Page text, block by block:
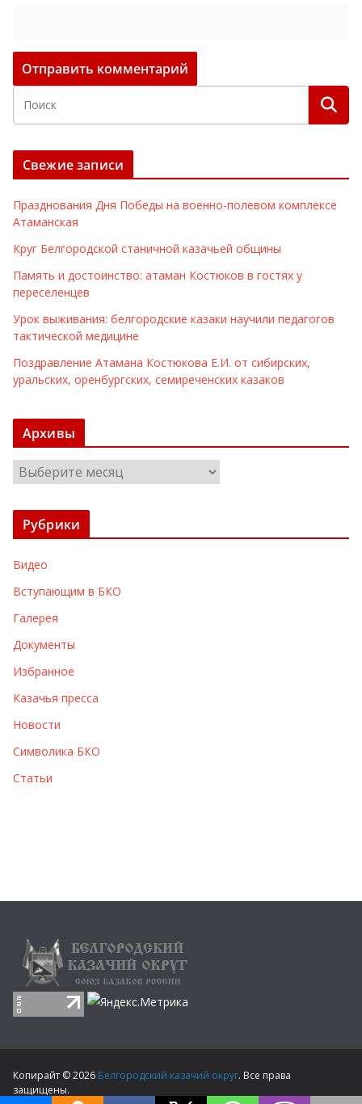
Свежие записи
Празднования Дня Победы на военно-полевом комплексе
Атаманская
Круг Белгородской станичной казачьей общины
Память и достоинство: атаман Костюков в гостях у
переселенцев
Урок выживания: белгородские казаки научили педагогов
тактической медицине
Поздравление Атамана Костюкова Е.И. от сибирских,
уральских, оренбургских, семиреченских казаков
Архивы
р
х
ы
Рубрики
Видео
Вступающим в БКО
Галерея
Документы
Избранное
Казачья пресса
Новости
Символика БКО
Статьи
Копирайт © 2026 Белгородский казачий округ. Все права
защищены.